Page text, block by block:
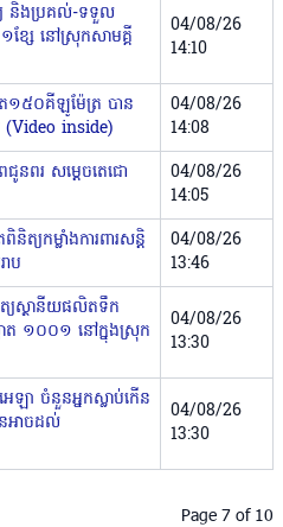
យ និងប្រគល់-ទទួល
ខ្សែ នៅស្រុកសាមគ្គី
04/08/26
14:10
ត១៥០គីឡូម៉ែត្រ បាន
inside)
04/08/26
14:08
នពរ សម្ដេចតេជោ
04/08/26
14:05
យកម្លាំងការពារសន្តិ
ប
04/08/26
13:46
ត្យស្ថានីយផលិតទឹក
ាត ១០០១ នៅក្នុងស្រុក
04/08/26
13:30
ា ចំនួនអ្នកស្លាប់កើន
អាចដល់
04/08/26
13:30
Page 7 of 10